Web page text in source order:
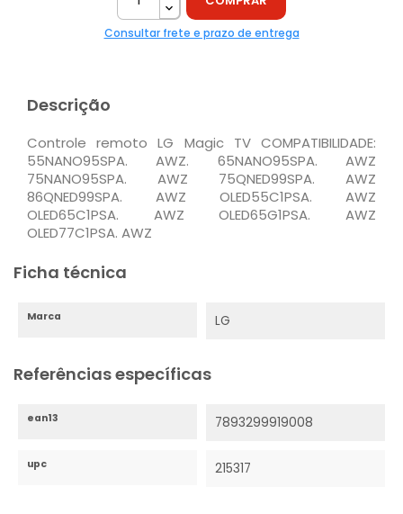
Consultar frete e prazo de entrega
Descrição
Controle remoto LG Magic TV COMPATIBILIDADE:
55NANO95SPA. AWZ. 65NANO95SPA. AWZ
75NANO95SPA. AWZ 75QNED99SPA. AWZ
86QNED99SPA. AWZ OLED55C1PSA. AWZ
OLED65C1PSA. AWZ OLED65G1PSA. AWZ
OLED77C1PSA. AWZ
Ficha técnica
Marca LG
Referências específicas
ean13 7893299919008
upc 215317